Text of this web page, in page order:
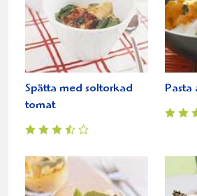
Spätta med soltorkad
tomat
Pasta